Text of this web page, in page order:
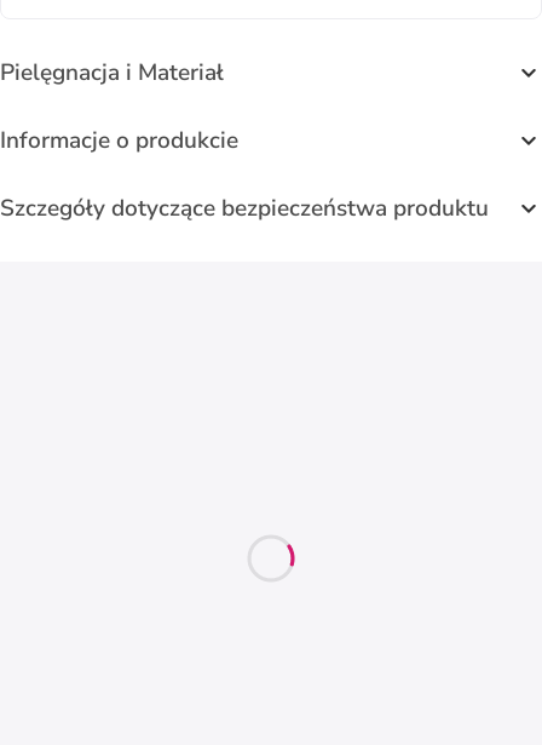
Pielęgnacja i Materiał
Informacje o produkcie
Szczegóły dotyczące bezpieczeństwa produktu